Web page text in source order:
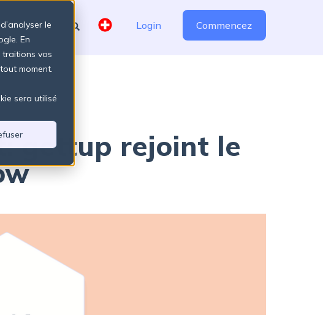
le
En
traitions vos
moment.
sera utilisé
Login Commencez
gettup rejoint le